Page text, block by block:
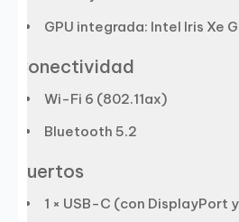
GPU integrada: Intel Iris Xe
Conectividad
Wi-Fi 6 (802.11ax)
Bluetooth 5.2
Puertos
1 × USB-C (con DisplayPort